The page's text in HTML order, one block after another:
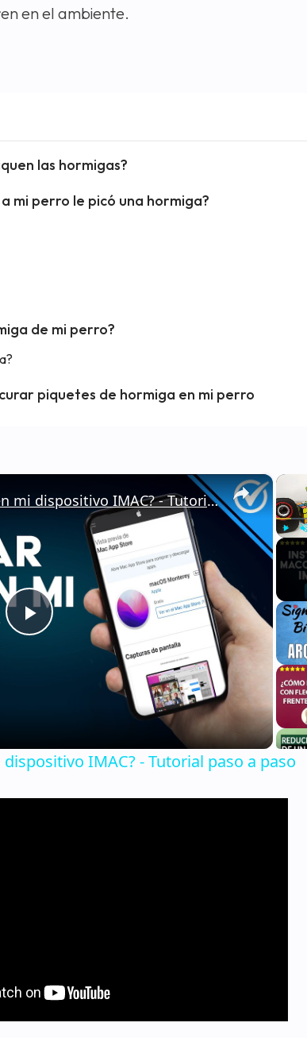
en el ambiente.
las hormigas?
mi perro le picó una hormiga?
de mi perro?
piquetes de hormiga en mi perro
Play
×
Play
¿Cómo instalar MACOS en mi dispositivo IMAC? - Tutorial paso a paso
IMAC? - Tutorial paso a paso